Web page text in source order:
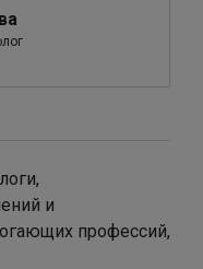
и
профессий,